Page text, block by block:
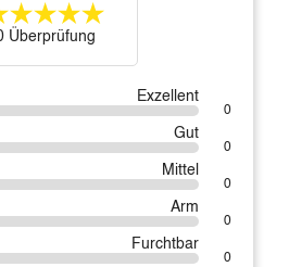
Überprüfung
Exzellent
0
Gut
0
Mittel
0
Arm
0
Furchtbar
0